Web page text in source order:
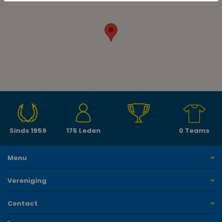
Sinds 1959 175 Leden 0 Teams
Menu
Vereniging
Contact